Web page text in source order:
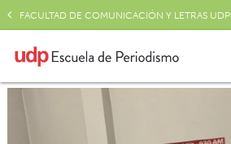
FACULTAD DE COMUNICACIÓN Y LETRAS UDP